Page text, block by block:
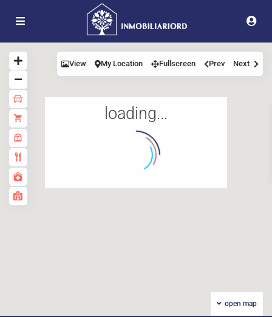
loading...
open map
View My Location Fullscreen Prev Next